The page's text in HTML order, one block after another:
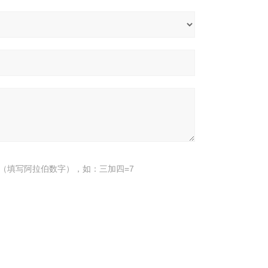
填写阿拉伯数字），如：三加四=7